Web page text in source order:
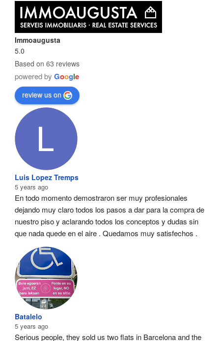
Immoaugusta
5.0
Based on 63 reviews
powered by Google
review us on
Luis Lopez Tremps
5 years ago
En todo momento demostraron ser muy profesionales
dejando muy claro todos los pasos a dar para la compra de
nuestro piso y aclarando todos los conceptos y dudas sin
que nada quede en el aire . Quedamos muy satisfechos .
Batalelo
5 years ago
Serious people, they sold us two flats in Barcelona and the